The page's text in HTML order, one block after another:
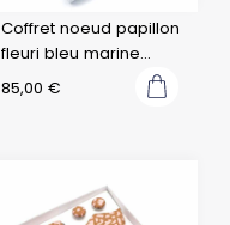
Coffret noeud papillon
fleuri bleu marine
camélia
85,00 €